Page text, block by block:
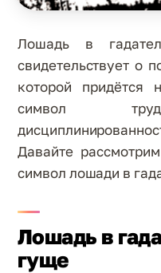
Лошадь в
свидетельствует о
которой придётся
символ
Давайте
символ лошади в
Лошадь в
гуще